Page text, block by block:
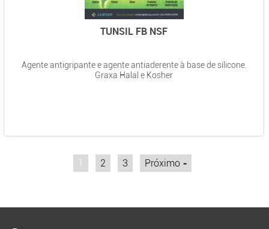
TUNSIL FB NSF
Agente antigripante e agente antiaderente à base de silicone.
Graxa Halal e Kosher
1 2 3 Próximo »